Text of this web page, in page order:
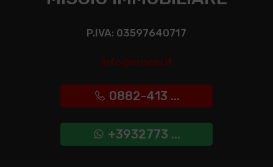
P.IVA: 03597640717
info@miscio.it
0882-413 ...
+3932773 ...